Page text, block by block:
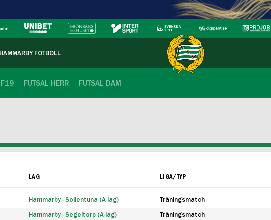
HAMMARBY FOTBOLL
F19 FUTSAL HERR FUTSAL DAM
LAG LIGA/TYP
Hammarby - Sollentuna (A-lag) Träningsmatch
Hammarby - Segeltorp (A-lag) Träningsmatch